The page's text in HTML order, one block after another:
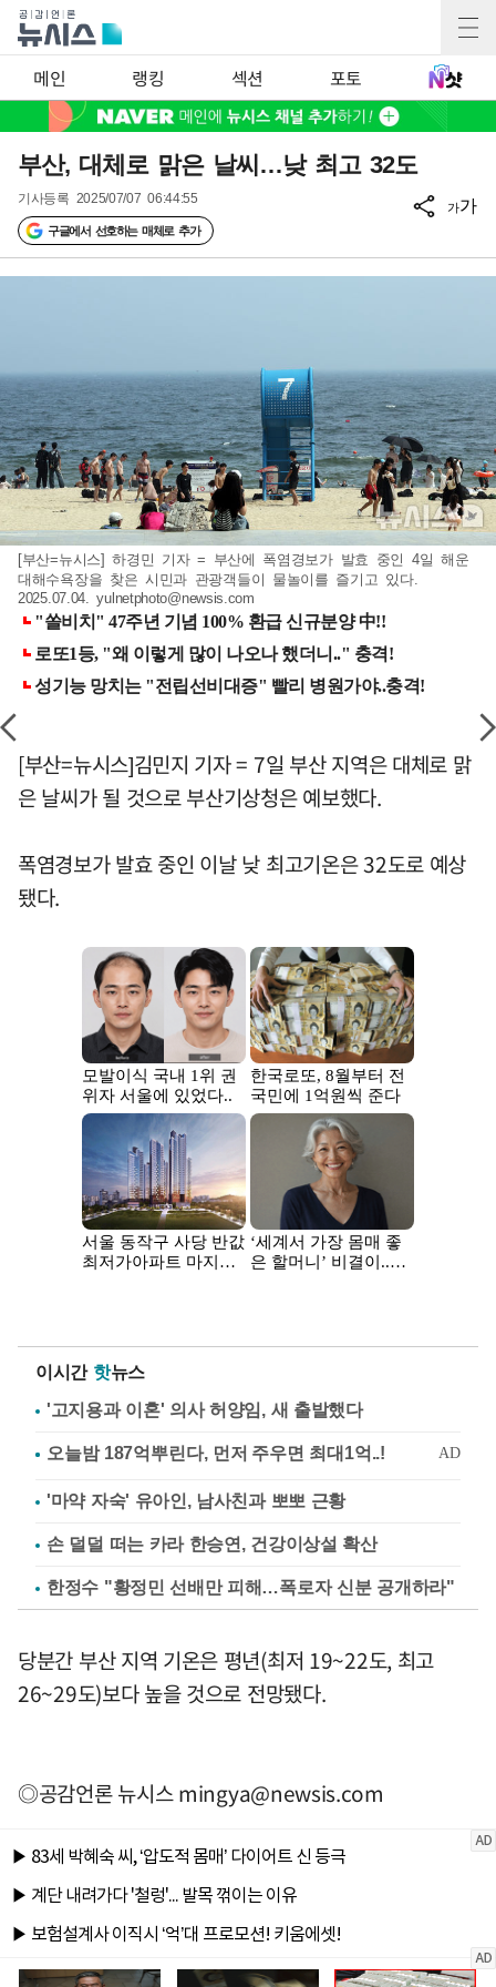
메인 랭킹 섹션 포토
부산, 대체로 맑은 날씨…낮 최고 32도
기사등록 2025/07/07 06:44:55
구글에서 선호하는 매체로 추가
가가
[부산=뉴시스] 하경민 기자 = 부산에 폭염경보가 발효 중인 4일 해운
대해수욕장을 찾은 시민과 관광객들이 물놀이를 즐기고 있다.
2025.07.04.yulnetphoto@newsis.com
[부산=뉴시스]김민지 기자 = 7일 부산 지역은 대체로 맑
은 날씨가 될 것으로 부산기상청은 예보했다.
폭염경보가 발효 중인 이날 낮 최고기온은 32도로 예상
됐다.
이시간 핫뉴스
'고지용과 이혼' 의사 허양임, 새 출발했다
'마약 자숙' 유아인, 남사친과 뽀뽀 근황
손 덜덜 떠는 카라 한승연, 건강이상설 확산
한정수 "황정민 선배만 피해…폭로자 신분 공개하라"
당분간 부산 지역 기온은 평년(최저 19~22도, 최고
26~29도)보다 높을 것으로 전망됐다.
◎공감언론 뉴시스mingya@newsis.com